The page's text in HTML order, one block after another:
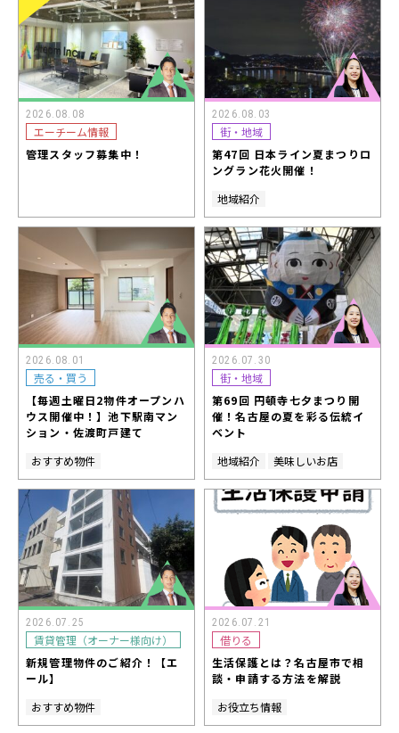
2026.08.08
エーチーム情報
管理スタッフ募集中！
2026.08.03
街・地域
第47回 日本ライン夏まつりロ
ングラン花火開催！
地域紹介
2026.08.01
売る・買う
【毎週土曜日2物件オープンハ
ウス開催中！】池下駅南マン
ション・佐渡町戸建て
おすすめ物件
2026.07.30
街・地域
第69回 円頓寺七夕まつり開
催！名古屋の夏を彩る伝統イ
ベント
地域紹介
美味しいお店
2026.07.25
賃貸管理（オーナー様向け）
新規管理物件のご紹介！【エ
ール】
おすすめ物件
2026.07.21
借りる
生活保護とは？名古屋市で相
談・申請する方法を解説
お役立ち情報